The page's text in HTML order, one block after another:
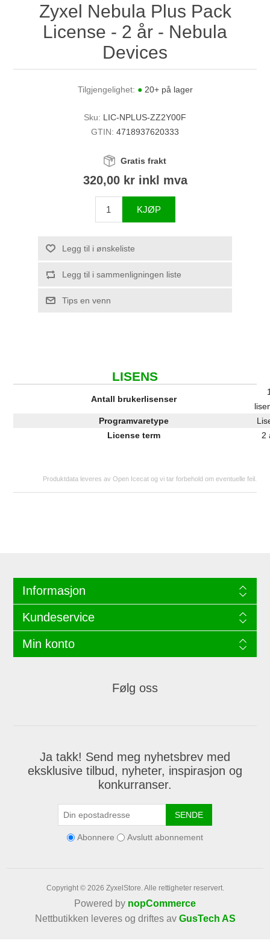
Zyxel Nebula Plus Pack
License - 2 år - Nebula
Devices
Tilgjengelighet: ● 20+ på lager
Sku: LIC-NPLUS-ZZ2Y00F
GTIN: 4718937620333
Gratis frakt
320,00 kr inkl mva
KJØP
Legg til i ønskeliste
Legg til i sammenligningen liste
Tips en venn
LISENS
Antall brukerlisenser
Programvaretype
License term
2
Produktdata leveres av Open Icecat og vi tar forbehold om eventuelle feil.
Informasjon
Kundeservice
Min konto
Følg oss
Ja takk! Send meg nyhetsbrev med
eksklusive tilbud, nyheter, inspirasjon og
konkurranser.
SENDE
Abonnere Avslutt abonnement
Copyright © 2026 ZyxelStore. Alle rettigheter reservert.
Powered by nopCommerce
Nettbutikken leveres og driftes av GusTech AS